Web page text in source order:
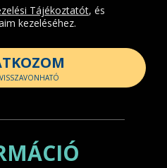
Tájékoztatót, és
kezeléséhez.